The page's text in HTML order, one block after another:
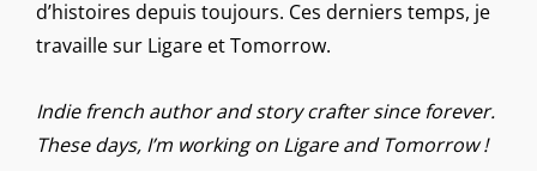
d’histoires depuis toujours. Ces derniers temps, je
travaille sur Ligare et Tomorrow.
Indie french author and story crafter since forever.
These days, I’m working on Ligare and Tomorrow !